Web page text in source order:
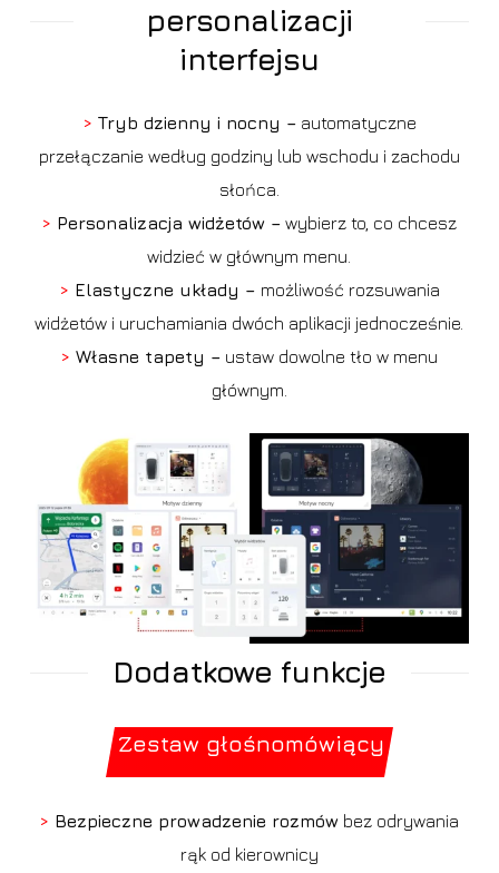
personalizacji
interfejsu
> Tryb dzienny i nocny –automatyczne
przełączanie według godziny lub wschodu i zachodu
słońca.
> Personalizacja widżetów – wybierz to, co chcesz
widzieć w głównym menu.
> Elastyczne układy – możliwość rozsuwania
widżetów i uruchamiania dwóch aplikacji jednocześnie.
>Własne tapety – ustaw dowolne tło w menu
głównym.
Dodatkowe funkcje
Zestaw głośnomówiący
> Bezpieczne prowadzenie rozmów bez odrywania
rąk od kierownicy